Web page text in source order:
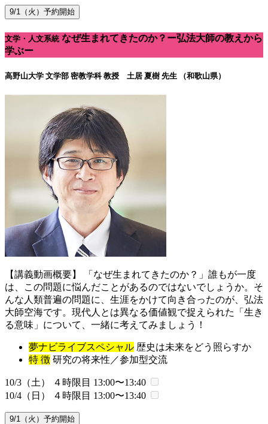
9/1（火）予約開始
文学・人文系統 なぜ生まれてきたのか？ー弘法大師の教えから
学ぶー
高野山大学 文学部 密教学科 教授 土居 夏樹 先生 （和歌山県）
【講義動画概要】 「なぜ生まれてきたのか？」誰もが一度
は、この問題に悩んだことがあるのではないでしょうか。そ
んな人類普遍の問題に、生涯をかけて向き合ったのが、弘法
大師空海です。現代人とは異なる価値観で捉えられた「生き
る意味」について、一緒に考えてみましょう！
夢ナビライブスペシャル 歴史は未来をどう照らすか
特 徴 研究の将来性／参加型交流
10/3（土） ４時限目 13:00〜13:40
10/4（日） ４時限目 13:00〜13:40
9/1（火）予約開始